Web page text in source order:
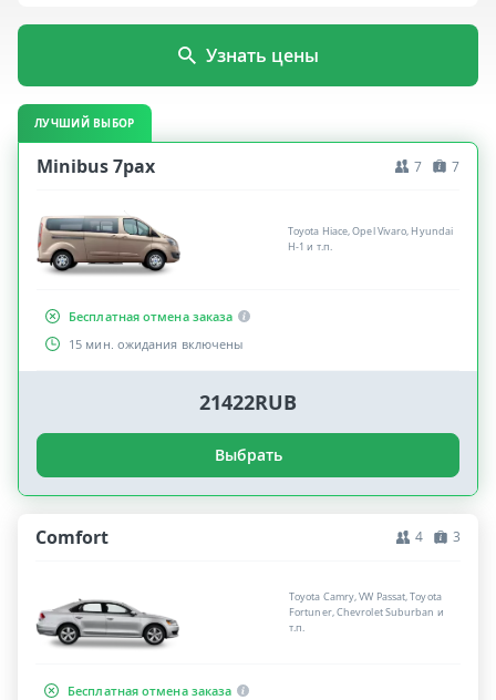
Узнать цены
ЛУЧШИЙ ВЫБОР
Minibus 7pax 7 7
Toyota Hiace, Opel Vivaro, Hyundai
H-1 и т.п.
Бесплатная отмена заказа
15 мин. ожидания включены
21422RUB
Выбрать
Comfort 4 3
Toyota Camry, VW Passat, Toyota
Fortuner, Chevrolet Suburban и
т.п.
Бесплатная отмена заказа